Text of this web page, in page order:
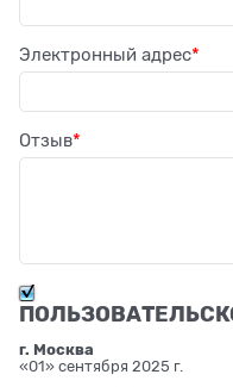
Электронный адрес
Отзыв
г. Москва
«01» сентября 2025 г.